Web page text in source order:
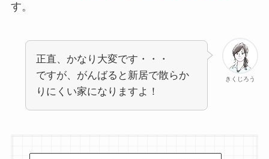
す。
きくじろう
正直、かなり大変です・・・
ですが、がんばると新居で散らか
りにくい家になりますよ！